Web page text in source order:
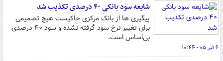
شایعه سود بانکی ۴۰ درصدی تکذیب شد
پیگیری ها از بانک مرکزی حاکیست هیچ تصمیمی
برای تغییر نرخ سود گرفته نشده و سود ۴۰ درصدی
بی‌اساس است.
۶ تیر ۰۵ - ۱۰:۴۴